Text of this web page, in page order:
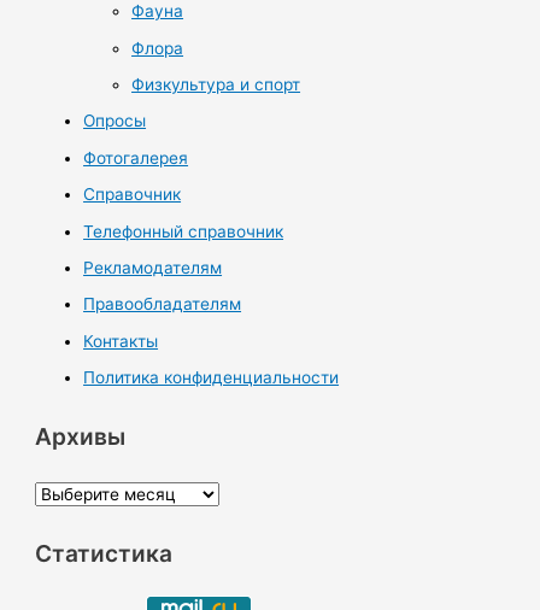
Фауна
Флора
Физкультура и спорт
Опросы
Фотогалерея
Справочник
Телефонный справочник
Рекламодателям
Правообладателям
Контакты
Политика конфиденциальности
Архивы
А
х
Статистика